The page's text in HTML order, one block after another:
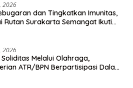
2026
dan Tingkatkan Imunitas,
Rutan Surakarta Semangat Ikuti
2026
Melalui Olahraga,
ATR/BPN Berpartisipasi Dalam